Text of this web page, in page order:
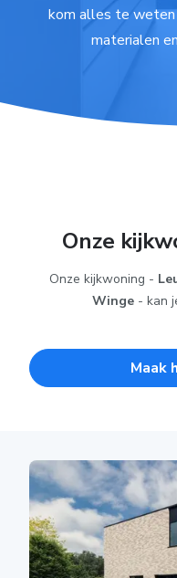
kom alles te weten
materialen
Onze
Onze kijkwoning -
Winge- kan
Maak